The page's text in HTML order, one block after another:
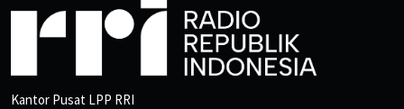
Kantor Pusat LPP RRI